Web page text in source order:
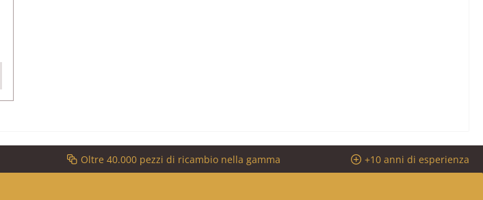
Oltre 40.000 pezzi di ricambio nella gamma +10 anni di esperienza